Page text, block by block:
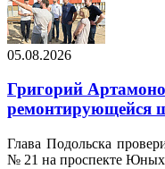
05.08.2026
Григорий
ремонтирующейся
Глава Подольска
№ 21 на проспекте